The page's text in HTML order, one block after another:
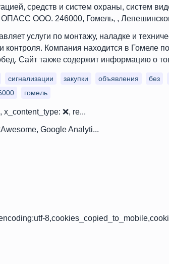
средств и систем охраны, систем
ОПАСС ООО. 246000, Гомель, ,
услуги по монтажу, наладке и
Компания находится в Гомеле
Сайт также содержит информацию о
сигнализации закупки объявления без
гомель
x_content_type: ❌, re...
Google Analyti...